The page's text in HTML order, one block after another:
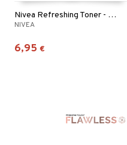
Nivea Refreshing Toner - Normal/Comb Skin
NIVEA
6,95 €